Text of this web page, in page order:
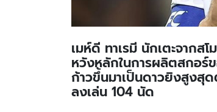
เมห์ดี ทาเรมี นักเตะจากส
หวังหลักในการผลิตสกอร์
ก้าวขึ้นมาเป็นดาวยิงสูงสุ
ลงเล่น 104 นัด